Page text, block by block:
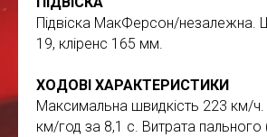
Підвіска MакФерсон/незалежна.
19, кліренс 165 мм.
ХОДОВІ ХАРАКТЕРИСТИКИ
Максимальна швидкість 223 км/ч.
км/год за 8,1 с. Витрата